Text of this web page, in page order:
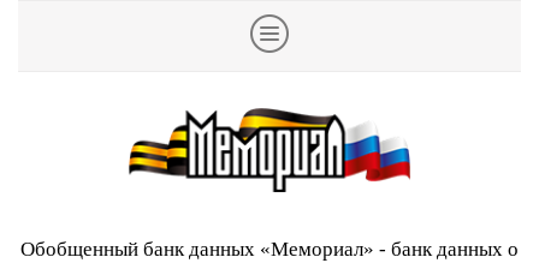
Обобщенный банк данных «Мемориал» - банк данных о